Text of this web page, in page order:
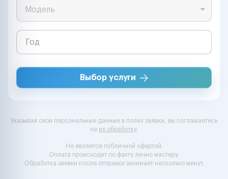
Модель
Выбор услуги
Указывая свои персональные данные в полях заявки, вы соглашаетесь
на их обработку.
Не является публичной офертой.
Оплата происходит по факту лично мастеру.
Обработка заявки после отправки занимает несколько минут.